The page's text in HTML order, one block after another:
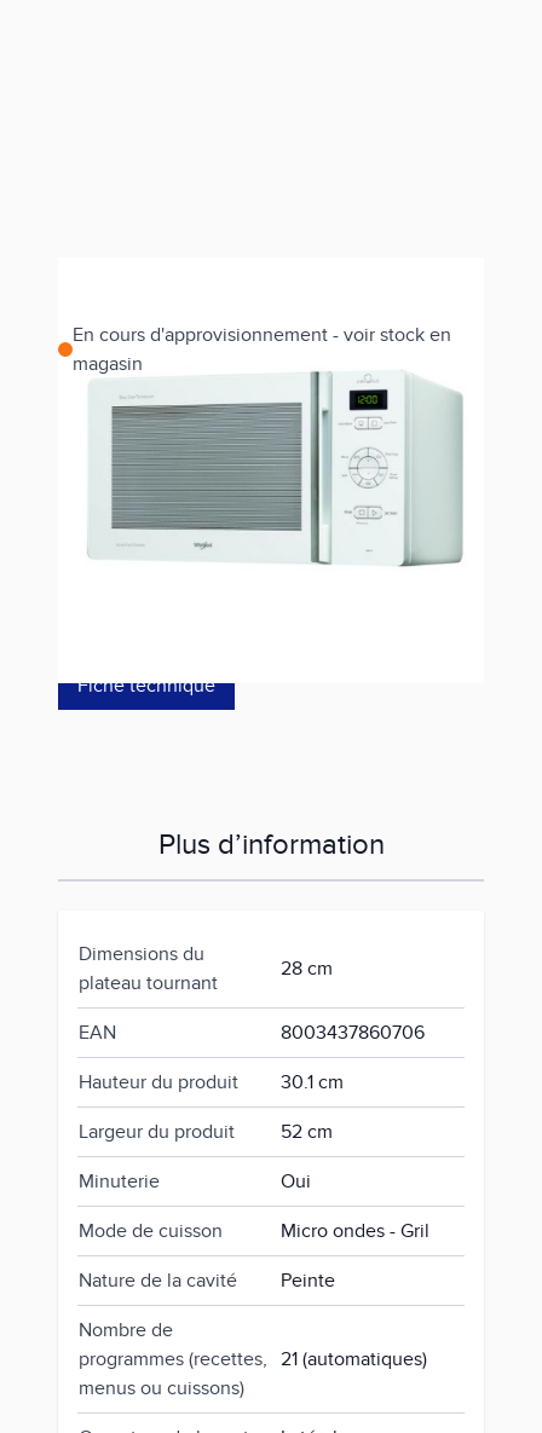
En cours d'approvisionnement - voir stock en
magasin
Estimer les frais de port
Référence MCP345WH
249,00 €
dont éco-p 3,80 €
Fiche technique
Plus d’information
Dimensions du
plateau tournant
28 cm
EAN 8003437860706
Hauteur du produit 30.1 cm
Largeur du produit 52 cm
Minuterie Oui
Mode de cuisson Micro ondes - Gril
Nature de la cavité Peinte
Nombre de
programmes (recettes,
menus ou cuissons)
21 (automatiques)